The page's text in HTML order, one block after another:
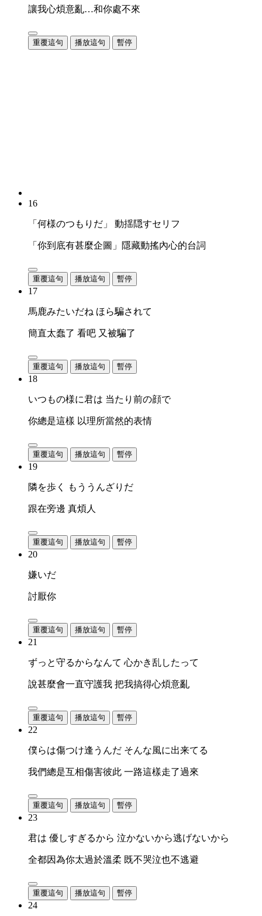
讓我心煩意亂…和你處不來
重覆這句 播放這句 暫停
16
「何様のつもりだ」 動揺隠すセリフ
「你到底有甚麼企圖」隱藏動搖內心的台詞
重覆這句 播放這句 暫停
17
馬鹿みたいだね ほら騙されて
簡直太蠢了 看吧 又被騙了
重覆這句 播放這句 暫停
18
いつもの様に君は 当たり前の顔で
你總是這樣 以理所當然的表情
重覆這句 播放這句 暫停
19
隣を歩く もううんざりだ
跟在旁邊 真煩人
重覆這句 播放這句 暫停
20
嫌いだ
討厭你
重覆這句 播放這句 暫停
21
ずっと守るからなんて 心かき乱したって
說甚麼會一直守護我 把我搞得心煩意亂
重覆這句 播放這句 暫停
22
僕らは傷つけ逢うんだ そんな風に出来てる
我們總是互相傷害彼此 一路這樣走了過來
重覆這句 播放這句 暫停
23
君は 優しすぎるから 泣かないから逃げないから
全都因為你太過於溫柔 既不哭泣也不逃避
重覆這句 播放這句 暫停
24